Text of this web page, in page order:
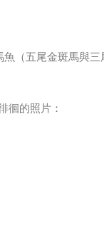
魚（五尾金斑馬與三
徊的照片：